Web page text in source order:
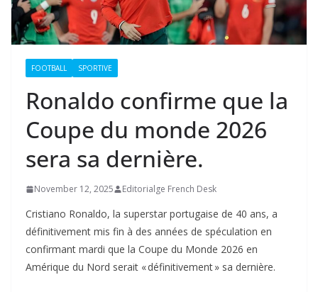
FOOTBALL SPORTIVE
Ronaldo confirme que la
Coupe du monde 2026
sera sa dernière.
November 12, 2025 Editorialge French Desk
Cristiano Ronaldo, la superstar portugaise de 40 ans, a
définitivement mis fin à des années de spéculation en
confirmant mardi que la Coupe du Monde 2026 en
Amérique du Nord serait « définitivement » sa dernière.